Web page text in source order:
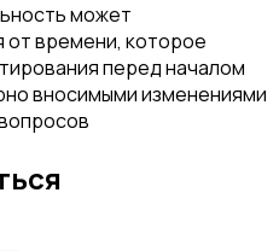
может
от времени, которое
перед началом
вносимыми изменениями